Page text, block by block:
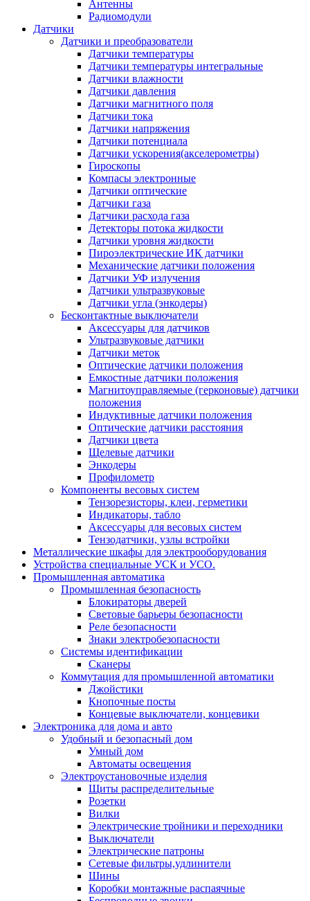
Антенны
Радиомодули
Датчики
Датчики и преобразователи
Датчики температуры
Датчики температуры интегральные
Датчики влажности
Датчики давления
Датчики магнитного поля
Датчики тока
Датчики напряжения
Датчики потенциала
Датчики ускорения(акселерометры)
Гироскопы
Компасы электронные
Датчики оптические
Датчики газа
Датчики расхода газа
Детекторы потока жидкости
Датчики уровня жидкости
Пироэлектрические ИК датчики
Механические датчики положения
Датчики УФ излучения
Датчики ультразвуковые
Датчики угла (энкодеры)
Бесконтактные выключатели
Аксессуары для датчиков
Ультразвуковые датчики
Датчики меток
Оптические датчики положения
Емкостные датчики положения
Магнитоуправляемые (герконовые) датчики
положения
Индуктивные датчики положения
Оптические датчики расстояния
Датчики цвета
Щелевые датчики
Энкодеры
Профилометр
Компоненты весовых систем
Тензорезисторы, клеи, герметики
Индикаторы, табло
Аксессуары для весовых систем
Тензодатчики, узлы встройки
Металлические шкафы для электрооборудования
Устройства специальные УСК и УСО.
Промышленная автоматика
Промышленная безопасность
Блокираторы дверей
Световые барьеры безопасности
Реле безопасности
Знаки электробезопасности
Системы идентификации
Сканеры
Коммутация для промышленной автоматики
Джойстики
Кнопочные посты
Концевые выключатели, концевики
Электроника для дома и авто
Удобный и безопасный дом
Умный дом
Автоматы освещения
Электроустановочные изделия
Щиты распределительные
Розетки
Вилки
Электрические тройники и переходники
Выключатели
Электрические патроны
Сетевые фильтры,удлинители
Шины
Коробки монтажные распаячные